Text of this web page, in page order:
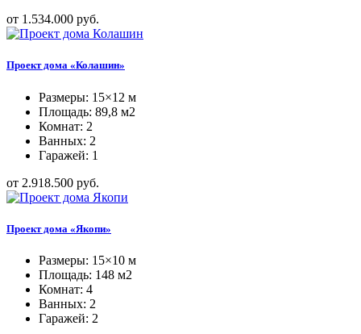
от 1.534.000 руб.
Проект дома «Колашин»
Размеры: 15×12 м
Площадь: 89,8 м2
Комнат: 2
Ванных: 2
Гаражей: 1
от 2.918.500 руб.
Проект дома «Якопи»
Размеры: 15×10 м
Площадь: 148 м2
Комнат: 4
Ванных: 2
Гаражей: 2